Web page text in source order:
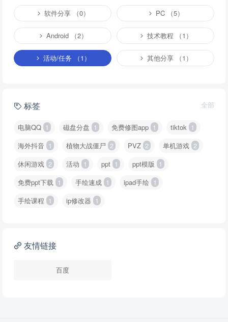
软件分享 （0） PC （5）
Android （2） 技术教程 （1）
活动/任务 （1） 其他分享 （1）
标签 全部
电脑QQ 1 磁盘分盘 1 免费修图app 1 tiktok 1
海外抖音 1 植物大战僵尸 2 PVZ 2 单机游戏 2
休闲游戏 2 活动 1 ppt 1 ppt模版 1
免费ppt下载 1 手绘速成 1 ipad手绘 1
手绘课程 1 ip修改器 1
友情链接
百度